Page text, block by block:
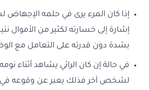
إذا كان المرء يرى في حلمه
إشارة إلى خسارته لكثير من الأموال
بشدة دون قدرته على التعامل مع
في حالة إن كان الرائي يشاهد أثناء
لشخص آخر فذلك يعبر عن وقوعه